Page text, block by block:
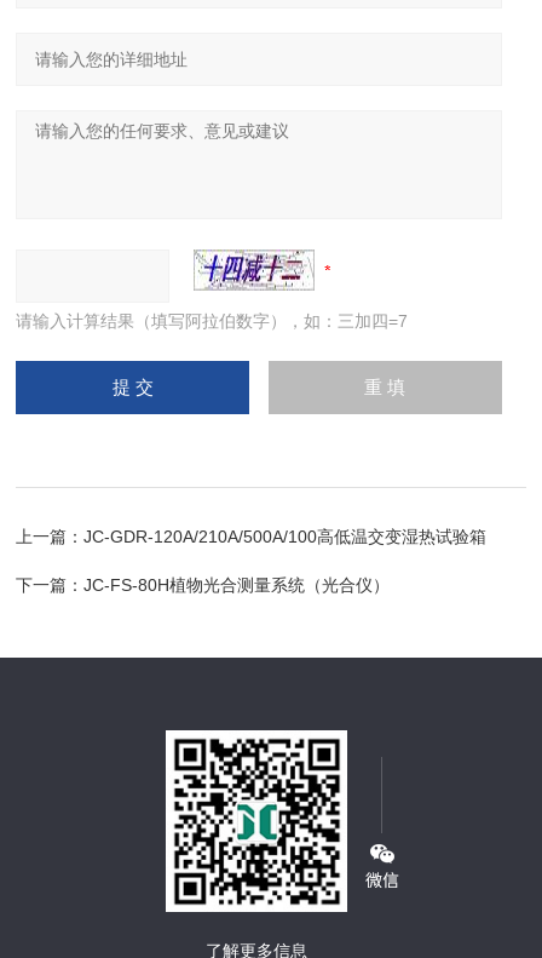
请输入计算结果（填写阿拉伯数字），如：三加四=7
上一篇：JC-GDR-120A/210A/500A/100高低温交变湿热试验箱
下一篇：JC-FS-80H植物光合测量系统（光合仪）
了解更多信息